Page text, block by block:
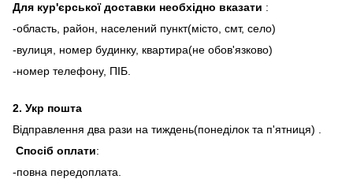
Для кур'єрської доставки необхідно вказати :
-область, район, населений пункт(місто, смт, село)
-вулиця, номер будинку, квартира(не обов'язково)
-номер телефону, ПІБ.
2. Укр пошта
Відправлення два рази на тиждень(понеділок та п'ятниця) .
Спосіб оплати:
-повна передоплата.